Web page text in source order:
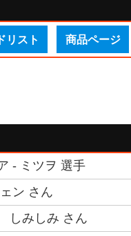
リスト 商品ページ
- ミツヲ 選手
ン さん
しみしみ さん